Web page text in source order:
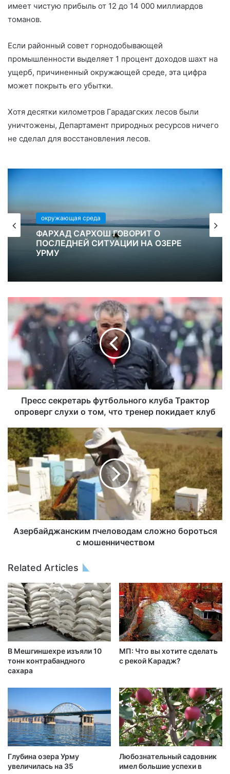
имеет чистую прибыль от 12 до 14 000 миллиардов
томанов.
Если районный совет горнодобывающей
промышленности выделяет 1 процент доходов шахт на
ущерб, причиненный окружающей среде, эта цифра
может покрыть его убытки.
Хотя десятки километров Гарадагских лесов были
уничтожены, Департамент природных ресурсов ничего
не сделал для восстановления лесов.
окружающая среда
ФАРХАД САРХОШ ГОВОРИТ О
ПОСЛЕДНЕЙ СИТУАЦИИ НА ОЗЕРЕ
УРМУ
Пресс секретарь футбольного клуба Трактор
опроверг слухи о том, что тренер покидает клуб
Азербайджанским пчеловодам сложно бороться
с мошенничеством
Related Articles
В Мешгиншехре изъяли 10
тонн контрабандного
сахара
МП: Что вы хотите сделать
с рекой Карадж?
Глубина озера Урму
увеличилась на 35
Любознательный садовник
имел большие успехи в